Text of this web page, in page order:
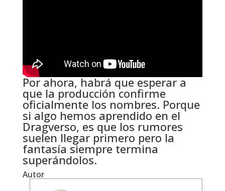
Por ahora, habrá que esperar a
que la producción confirme
oficialmente los nombres. Porque
si algo hemos aprendido en el
Dragverso, es que los rumores
suelen llegar primero pero la
fantasía siempre termina
superándolos.
Autor